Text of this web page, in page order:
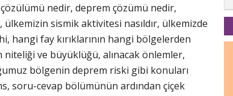
nedir, deprem çözümü nedir,
sismik aktivitesi nasıldır, ülkemizde
hangi fay kırıklarının hangi bölgelerden
niteliği ve büyüklüğü, alınacak önlemler,
bölgenin deprem riski gibi konuları
soru-cevap bölümünün ardından çiçek